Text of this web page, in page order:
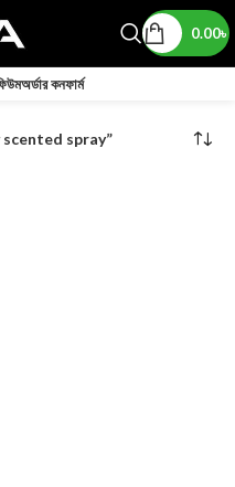
0.00৳
অর্ডার কনফার্ম
spray”